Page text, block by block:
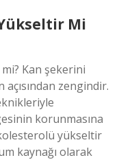
Mi
Kan şekerini
zengindir.
korunmasına
yükseltir
kaynağı olarak